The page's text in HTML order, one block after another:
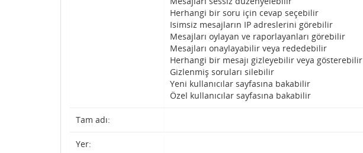
Herhangi bir soru için cevap seçebilir
Isimsiz mesajların IP adreslerini görebilir
Mesajları oylayan ve raporlayanları görebilir
Mesajları onaylayabilir veya rededebilir
Herhangi bir mesajı gizleyebilir veya gösterebilir
Gizlenmiş soruları silebilir
Yeni kullanıcılar sayfasına bakabilir
Özel kullanıcılar sayfasına bakabilir
Tam adı:
Yer: